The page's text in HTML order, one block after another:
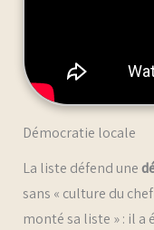
Démocratie locale
La liste défend une
sans « culture du
monté sa liste » : il a